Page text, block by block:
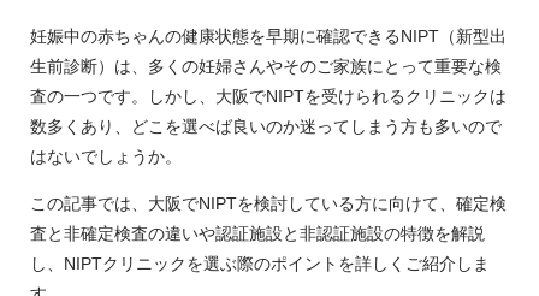
妊娠中の赤ちゃんの健康状態を早期に確認できるNIPT（新型出
生前診断）は、多くの妊婦さんやそのご家族にとって重要な検
査の一つです。しかし、大阪でNIPTを受けられるクリニックは
数多くあり、どこを選べば良いのか迷ってしまう方も多いので
はないでしょうか。
この記事では、大阪でNIPTを検討している方に向けて、確定検
査と非確定検査の違いや認証施設と非認証施設の特徴を解説
し、NIPTクリニックを選ぶ際のポイントを詳しくご紹介しま